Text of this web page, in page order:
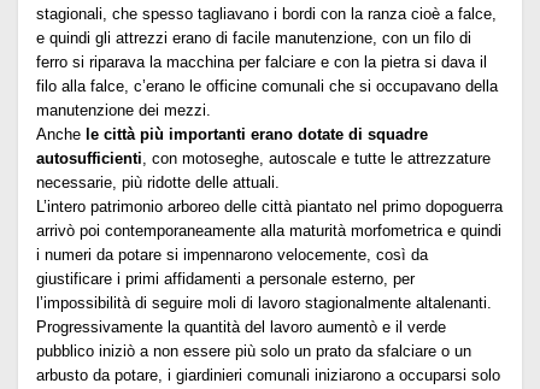
stagionali, che spesso tagliavano i bordi con la ranza cioè a falce,
e quindi gli attrezzi erano di facile manutenzione, con un filo di
ferro si riparava la macchina per falciare e con la pietra si dava il
filo alla falce, c’erano le officine comunali che si occupavano della
manutenzione dei mezzi.
Anche le città più importanti erano dotate di squadre
autosufficienti, con motoseghe, autoscale e tutte le attrezzature
necessarie, più ridotte delle attuali.
L’intero patrimonio arboreo delle città piantato nel primo dopoguerra
arrivò poi contemporaneamente alla maturità morfometrica e quindi
i numeri da potare si impennarono velocemente, così da
giustificare i primi affidamenti a personale esterno, per
l’impossibilità di seguire moli di lavoro stagionalmente altalenanti.
Progressivamente la quantità del lavoro aumentò e il verde
pubblico iniziò a non essere più solo un prato da sfalciare o un
arbusto da potare, i giardinieri comunali iniziarono a occuparsi solo